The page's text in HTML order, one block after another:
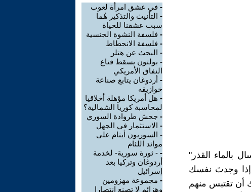
بالماء القذر"
إذا وجدتَ نفسك
أن تقتبس منهم
- في عشق امرأة لعوب
- التأنيث والتذكير هُما
سبب عشقنا للحياة
- فلسفة النشوة الجنسية
- فلسفة الانحطاط
- البحث عن هتلر
- بولتون يسقط قناع
النفاق الأمريكي
- أردوغان يتابع صناعة
خوازيقه
- هل أمريكا مؤهلة أخلاقيا
لمحاسبة كوريا الشمالية؟
- جحش طروادة السوري
- الاستثمار في الجهل
- السوريون أيتام على
موائد اللئام
- - ثورة سورية- لخدمة
أردوغان وتركيا بعد
إسرائيل
- مجموعة مهزومين
وهزائم لا تصنع انتصارا